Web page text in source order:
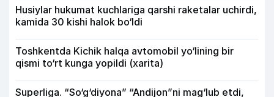
Husiylar hukumat kuchlariga qarshi raketalar uchirdi,
kamida 30 kishi halok bo‘ldi
Toshkentda Kichik halqa avtomobil yo‘lining bir
qismi to‘rt kunga yopildi (xarita)
Superliga. “So‘g‘diyona” “Andijon”ni mag‘lub etdi,